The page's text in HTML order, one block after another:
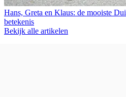
Hans, Greta en Klaus: de mooiste
betekenis
Bekijk alle artikelen